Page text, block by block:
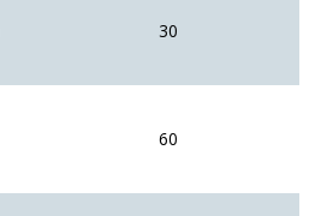
30
60